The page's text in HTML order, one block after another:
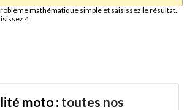
mathématique simple et saisissez le résultat.
4.
moto : toutes nos